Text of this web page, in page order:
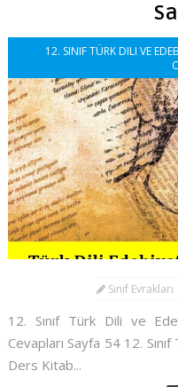
12. SINIF TÜRK DILI VE
Sınıf Evrakları
12. Sınıf Türk Dili ve
Cevapları Sayfa 54 12.
Ders Kitab...